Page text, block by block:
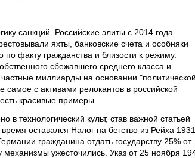
санкций. Российские элиты с 2014 года
яхты, банковские счета и особняки
по факту гражданства и близости к режиму.
сбежавшего среднего класса и
миллиарды на основании "политической
с активами релокантов в российской
красивые примеры.
в технологический культ, став важной статьей
оставался Налог на бегство из Рейха 1931
гражданина отдать государству 25% от
ужесточились. Указ от 25 ноября